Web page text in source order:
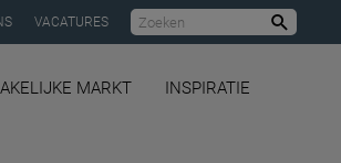
VACATURES
MARKT
INSPIRATIE